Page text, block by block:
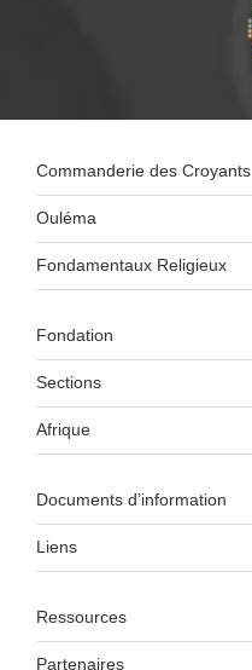
Commanderie des Croyants
Ouléma
Fondamentaux Religieux
Fondation
Sections
Afrique
Documents d’information
Liens
Ressources
Partenaires